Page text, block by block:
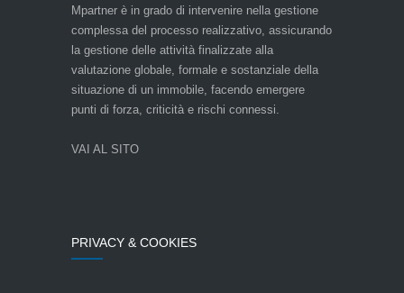
Mpartner è in grado di intervenire nella gestione
complessa del processo realizzativo, assicurando
la gestione delle attività finalizzate alla
valutazione globale, formale e sostanziale della
situazione di un immobile, facendo emergere
punti di forza, criticità e rischi connessi.
VAI AL SITO
PRIVACY & COOKIES